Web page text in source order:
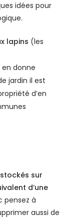
idées pour
lapins (les
en donne
jardin il est
d’en
sur
d’une
pensez à
aussi de